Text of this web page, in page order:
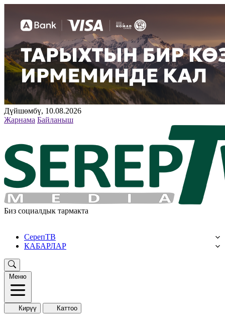
Дүйшөмбү, 10.08.2026
Жарнама Байланыш
Биз социалдык тармакта
СерепТВ
КАБАРЛАР
Меню
Кирүү Каттоо